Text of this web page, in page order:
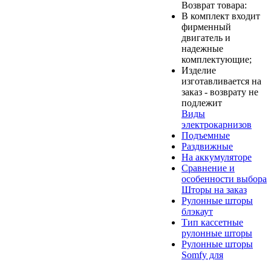
Возврат товара:
В комплект входит
фирменный
двигатель и
надежные
комплектующие;
Изделие
изготавливается на
заказ - возврату не
подлежит
Виды
электрокарнизов
Подъемные
Раздвижные
На аккумуляторе
Сравнение и
особенности выбора
Шторы на заказ
Рулонные шторы
блэкаут
Тип кассетные
рулонные шторы
Рулонные шторы
Somfy для